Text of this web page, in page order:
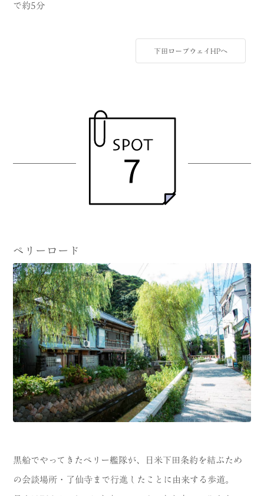
で約5分
下田ロープウェイHPへ
ペリーロード
黒船でやってきたペリー艦隊が、日米下田条約を結ぶため
の会談場所・了仙寺まで行進したことに由来する歩道。